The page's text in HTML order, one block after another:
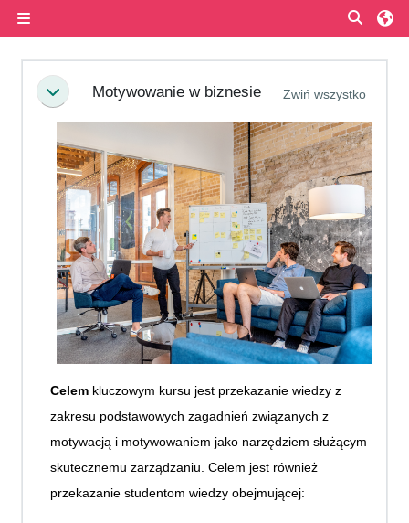
MinimalizujMotywowanie w biznesie Zwiń wszystko
Celemkluczowym kursu jest przekazanie wiedzy z
zakresu podstawowych zagadnień związanych z
motywacją i motywowaniem jako narzędziem służącym
skutecznemu zarządzaniu. Celem jest również
przekazanie studentom wiedzy obejmującej: